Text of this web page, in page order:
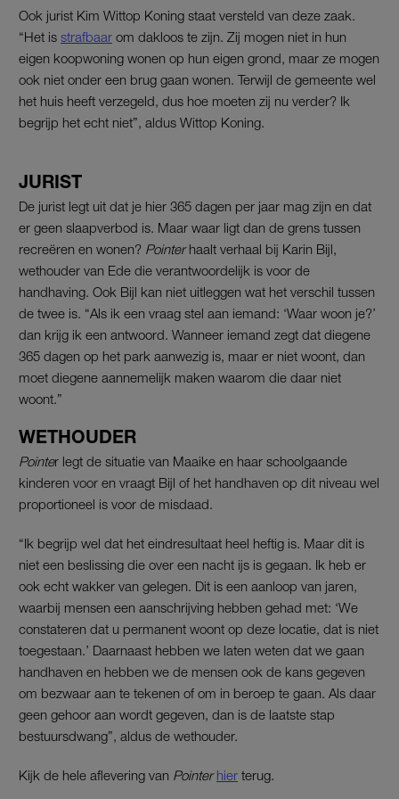
Ook jurist Kim Wittop Koning staat versteld van deze zaak.
“Het is strafbaar om dakloos te zijn. Zij mogen niet in hun
eigen koopwoning wonen op hun eigen grond, maar ze mogen
ook niet onder een brug gaan wonen. Terwijl de gemeente wel
het huis heeft verzegeld, dus hoe moeten zij nu verder? Ik
begrijp het echt niet”, aldus Wittop Koning.
JURIST
De jurist legt uit dat je hier 365 dagen per jaar mag zijn en dat
er geen slaapverbod is. Maar waar ligt dan de grens tussen
recreëren en wonen? Pointerhaalt verhaal bij Karin Bijl,
wethouder van Ede die verantwoordelijk is voor de
handhaving. Ook Bijl kan niet uitleggen wat het verschil tussen
de twee is. “Als ik een vraag stel aan iemand: ‘Waar woon je?’
dan krijg ik een antwoord. Wanneer iemand zegt dat diegene
365 dagen op het park aanwezig is, maar er niet woont, dan
moet diegene aannemelijk maken waarom die daar niet
woont.”
WETHOUDER
Pointer legt de situatie van Maaike en haar schoolgaande
kinderen voor en vraagt Bijl of het handhaven op dit niveau wel
proportioneel is voor de misdaad.
“Ik begrijp wel dat het eindresultaat heel heftig is. Maar dit is
niet een beslissing die over een nacht ijs is gegaan. Ik heb er
ook echt wakker van gelegen. Dit is een aanloop van jaren,
waarbij mensen een aanschrijving hebben gehad met: ‘We
constateren dat u permanent woont op deze locatie, dat is niet
toegestaan.’ Daarnaast hebben we laten weten dat we gaan
handhaven en hebben we de mensen ook de kans gegeven
om bezwaar aan te tekenen of om in beroep te gaan. Als daar
geen gehoor aan wordt gegeven, dan is de laatste stap
bestuursdwang”, aldus de wethouder.
Kijk de hele aflevering van Pointer hier terug.